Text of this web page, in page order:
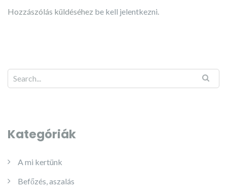
Hozzászólás küldéséhez be kell jelentkezni.
Kategóriák
A mi kertünk
Befőzés, aszalás